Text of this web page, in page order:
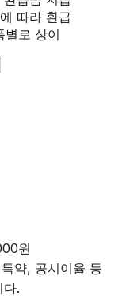
따라 환급
별로 상이
원
약, 공시이율 등
다.